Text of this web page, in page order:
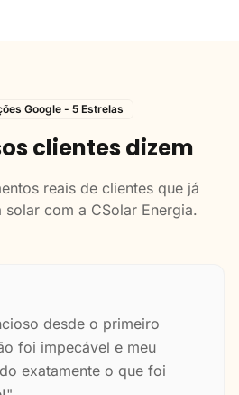
Google - 5 Estrelas
clientes dizem
reais de clientes que já
solar com a CSolar Energia.
desde o primeiro
foi impecável e meu
exatamente o que foi